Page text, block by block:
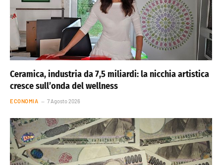
Ceramica, industria da 7,5 miliardi: la nicchia artistica
cresce sull’onda del wellness
ECONOMIA 7 Agosto 2026